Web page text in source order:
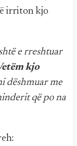
irriton kjo
e rreshtuar
kjo
dëshmuar me
që po na